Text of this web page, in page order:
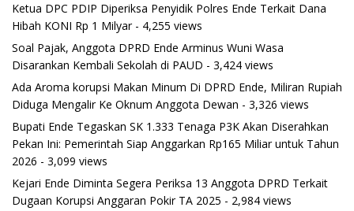
Ketua DPC PDIP Diperiksa Penyidik Polres Ende Terkait Dana
Hibah KONI Rp 1 Milyar- 4,255 views
Soal Pajak, Anggota DPRD Ende Arminus Wuni Wasa
Disarankan Kembali Sekolah di PAUD - 3,424 views
Ada Aroma korupsi Makan Minum Di DPRD Ende, Miliran Rupiah
Diduga Mengalir Ke Oknum Anggota Dewan - 3,326 views
Bupati Ende Tegaskan SK 1.333 Tenaga P3K Akan Diserahkan
Pekan Ini: Pemerintah Siap Anggarkan Rp165 Miliar untuk Tahun
2026 - 3,099 views
Kejari Ende Diminta Segera Periksa 13 Anggota DPRD Terkait
Dugaan Korupsi Anggaran Pokir TA 2025 - 2,984 views